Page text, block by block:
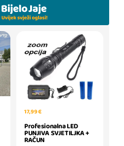
17,99 €
Profesionalna LED
PUNJIVA SVJETILJKA +
RAČUN